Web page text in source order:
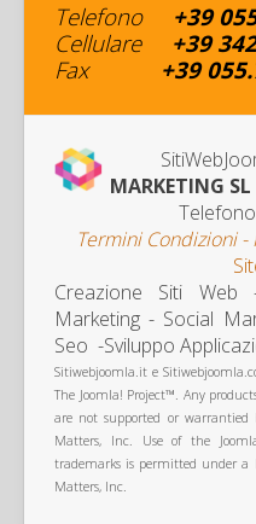
Telefono +39
Cellulare+39 342
Fax
+39
MARKETING
Termini Condizioni -
Creazione Siti
Marketing - Social
Seo -Sviluppo
Sitiwebjoomla.it e
The Joomla! Project™. Any
are not supported or warrantied
Matters, Inc. Use of the
trademarks is permitted under a
Matters, Inc.